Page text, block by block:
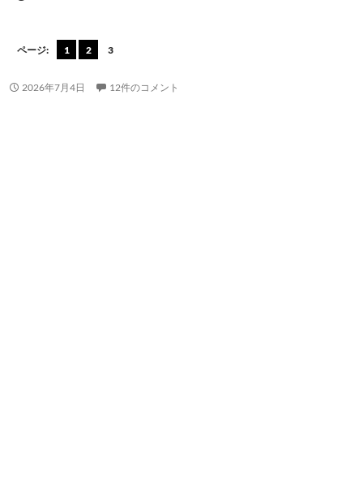
ページ: 1 2 3
2026年7月4日 12件のコメント